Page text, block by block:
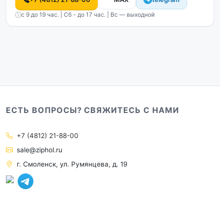
с 9 до 19 час. | Сб - до 17 час. | Вс — выходной
ЕСТЬ ВОПРОСЫ? СВЯЖИТЕСЬ С НАМИ
+7 (4812) 21-88-00
sale@ziphol.ru
г. Смоленск, ул. Румянцева, д. 19